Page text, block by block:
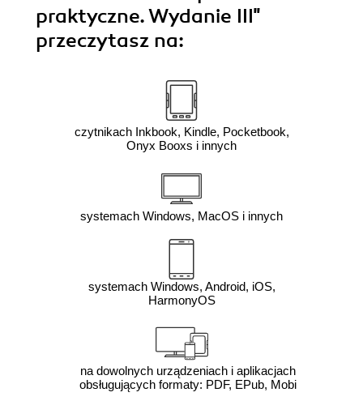
praktyczne. Wydanie III"
przeczytasz na:
czytnikach Inkbook, Kindle, Pocketbook,
Onyx Booxs i innych
systemach Windows, MacOS i innych
systemach Windows, Android, iOS,
HarmonyOS
na dowolnych urządzeniach i aplikacjach
obsługujących formaty: PDF, EPub, Mobi